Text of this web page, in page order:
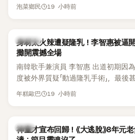
泡菜鄉民 19 小時前
K-POP
身材太火辣遭疑隆乳！李智惠被逼開
攤開震撼全場
南韓歌手兼演員 李智惠 出道初期因
度被外界質疑「動過隆乳手術」，最
線，召開前所未見的「泳裝記者會」澄
熱議。 2日播出的 SBS 綜藝節目《我
鎮》，邀請同時兼顧工作與育兒的演藝
年糕歐巴 19 小時前
韓星
神童才宣布回歸！《大逃脫》8年